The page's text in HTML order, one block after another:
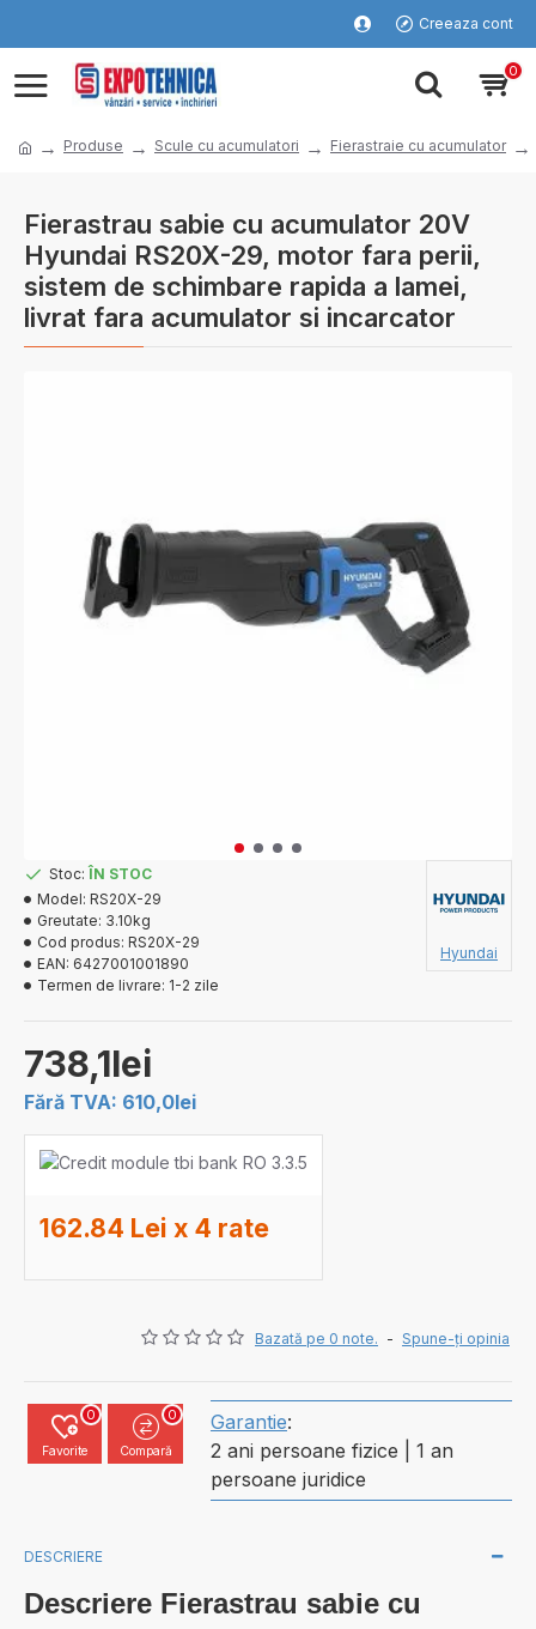
Creeaza cont
0
Produse Scule cu acumulatori Fierastraie cu acumulator
Fierastrau sabie cu acumulator 20V
Hyundai RS20X-29, motor fara perii,
sistem de schimbare rapida a lamei,
livrat fara acumulator si incarcator
Bazată pe 0 note. - Spune-ţi opinia
738,1lei
Fără TVA: 610,0lei
Stoc: ÎN STOC
Model: RS20X-29
Greutate: 3.10kg
Cod produs: RS20X-29
EAN: 6427001001890
Termen de livrare: 1-2 zile
Hyundai
162.84 Lei x 4 rate
Favorite
0
Compară
0 Garantie:
2 ani persoane fizice | 1 an
persoane juridice
DESCRIERE
Descriere Fierastrau sabie cu